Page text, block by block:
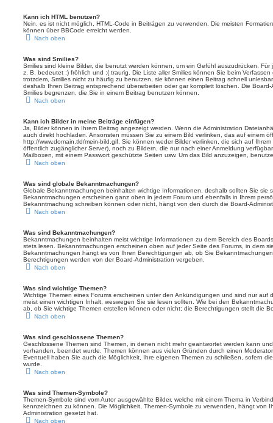
Kann ich HTML benutzen?
Nein, es ist nicht möglich, HTML-Code in Beiträgen zu verwenden. Die meisten
können über BBCode erreicht werden.
Nach oben
Was sind Smilies?
Smilies sind kleine Bilder, die benutzt werden können, um ein Gefühl auszudrücken.
z. B. bedeutet :) fröhlich und :( traurig. Die Liste aller Smilies können Sie beim
trotzdem, Smilies nicht zu häufig zu benutzen, sie können einen Beitrag schnell
deshalb Ihren Beitrag entsprechend überarbeiten oder gar komplett löschen. Die
Smilies begrenzen, die Sie in einem Beitrag benutzen können.
Nach oben
Kann ich Bilder in meine Beiträge einfügen?
Ja, Bilder können in Ihrem Beitrag angezeigt werden. Wenn die Administration
auch direkt hochladen. Ansonsten müssen Sie zu einem Bild verlinken, das auf einem
http://www.domain.tld/mein-bild.gif. Sie können weder Bilder verlinken, die sich auf
öffentlich zugänglicher Server), noch zu Bildern, die nur nach einer Anmeldung
Mailboxen, mit einem Passwort geschützte Seiten usw. Um das Bild anzuzeigen,
Nach oben
Was sind globale Bekanntmachungen?
Globale Bekanntmachungen beinhalten wichtige Informationen, deshalb sollten Sie sie
Bekanntmachungen erscheinen ganz oben in jedem Forum und ebenfalls in Ihrem
Bekanntmachung schreiben können oder nicht, hängt von den durch die Board-
Nach oben
Was sind Bekanntmachungen?
Bekanntmachungen beinhalten meist wichtige Informationen zu dem Bereich des
stets lesen. Bekanntmachungen erscheinen oben auf jeder Seite des Forums, in dem
Bekanntmachungen hängt es von Ihren Berechtigungen ab, ob Sie
Berechtigungen werden von der Board-Administration vergeben.
Nach oben
Was sind wichtige Themen?
Wichtige Themen eines Forums erscheinen unter den Ankündigungen und sind nur auf
meist einen wichtigen Inhalt, weswegen Sie sie lesen sollten. Wie bei den
ab, ob Sie wichtige Themen erstellen können oder nicht; die Berechtigungen stellt die
Nach oben
Was sind geschlossene Themen?
Geschlossene Themen sind Themen, in denen nicht mehr geantwortet werden kann
vorhanden, beendet wurde. Themen können aus vielen Gründen durch einen
Eventuell haben Sie auch die Möglichkeit, Ihre eigenen Themen zu schließen, sofern
wurde.
Nach oben
Was sind Themen-Symbole?
Themen-Symbole sind vom Autor ausgewählte Bilder, welche mit einem Thema in
kennzeichnen zu können. Die Möglichkeit, Themen-Symbole zu verwenden, hängt von
Administration gesetzt hat.
Nach oben